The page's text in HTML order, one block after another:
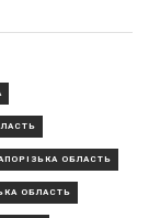
ОБЛАСТЬ
ОБЛАСТЬ